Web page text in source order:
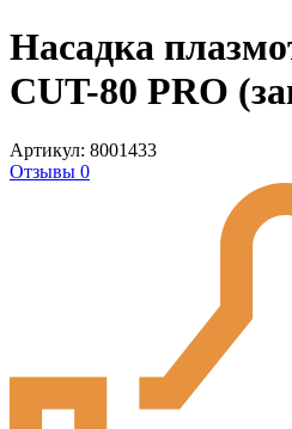
Насадка
CUT-80 PRO
Артикул: 8001433
Отзывы 0